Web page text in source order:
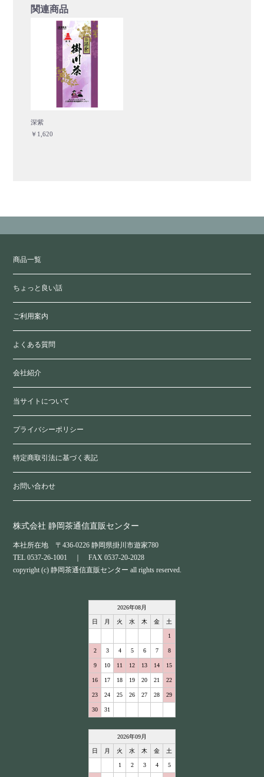
関連商品
深紫
￥1,620
商品一覧
ちょっと良い話
ご利用案内
よくある質問
会社紹介
当サイトについて
プライバシーポリシー
特定商取引法に基づく表記
お問い合わせ
株式会社 静岡茶通信直販センター
本社所在地 〒436-0226 静岡県掛川市遊家780
TEL 0537-26-1001 ｜ FAX 0537-20-2028
copyright (c) 静岡茶通信直販センター all rights reserved.
2026年08月
日 月 火 水 木 金 土
1
2 3 4 5 6 7 8
9 10 11 12 13 14 15
16 17 18 19 20 21 22
23 24 25 26 27 28 29
30 31
2026年09月
日 月 火 水 木 金 土
1 2 3 4 5